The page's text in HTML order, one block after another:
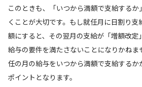
このときも、「いつから満額で支給する
くことが大切です。もし就任月に日割り
額にすると、その翌月の支給が「増額改定
給与の要件を満たさないことになりかねま
任の月の給与をいつから満額で支給する
ポイントとなります。